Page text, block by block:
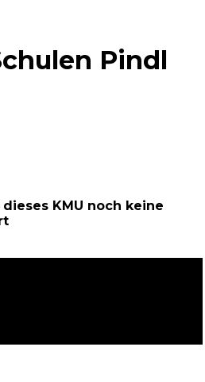
Pindl
KMU noch keine